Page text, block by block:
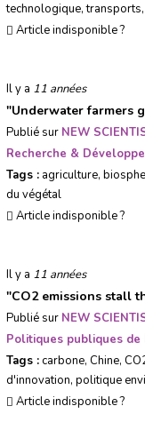
technologique,transports,
Article indisponible ?
Il y a 11 années
"Underwater farmers
Publié sur NEW
Recherche &
Tags : agriculture,
du végétal
Article indisponible ?
Il y a 11 années
"CO2 emissions stall
Publié sur NEW
Politiques publiques de
Tags :carbone, Chine,
d'innovation, politique
Article indisponible ?